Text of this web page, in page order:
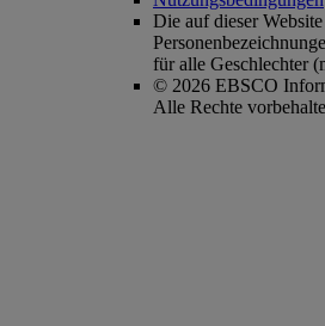
Die auf dieser
für alle Geschlechter
© 2026 EBSCO
Alle Rechte